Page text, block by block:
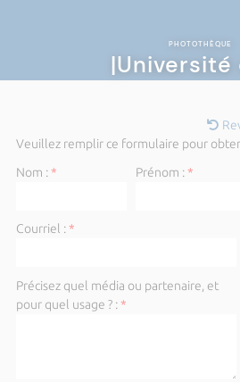
PHOTOTHÈQUE
|Université
Veuillez remplir ce formulaire pour
Nom :* Prénom :*
Courriel :*
Précisez quel média ou partenaire, et
pour quel usage ? :*